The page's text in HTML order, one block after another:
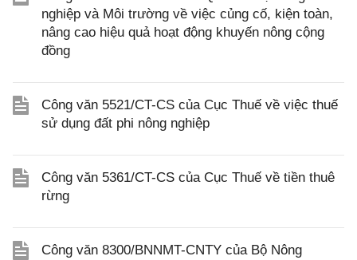
nghiệp và Môi trường về việc củng cố, kiện toàn,
nâng cao hiệu quả hoạt động khuyến nông cộng
đồng
Công văn 5521/CT-CS của Cục Thuế về việc thuế
sử dụng đất phi nông nghiệp
Công văn 5361/CT-CS của Cục Thuế về tiền thuê
rừng
Công văn 8300/BNNMT-CNTY của Bộ Nông